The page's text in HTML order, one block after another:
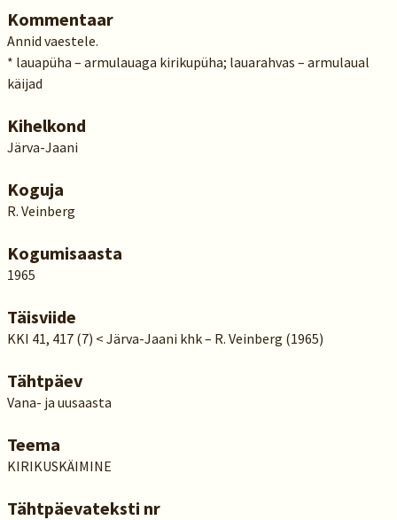
Kommentaar
Annid vaestele.
* lauapüha – armulauaga kirikupüha; lauarahvas – armulaual
käijad
Kihelkond
Järva-Jaani
Koguja
R. Veinberg
Kogumisaasta
1965
Täisviide
KKI 41, 417 (7) < Järva-Jaani khk – R. Veinberg (1965)
Tähtpäev
Vana- ja uusaasta
Teema
KIRIKUSKÄIMINE
Tähtpäevateksti nr